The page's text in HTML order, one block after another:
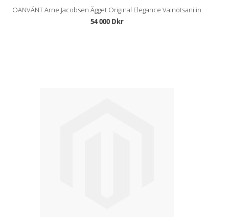
OANVÄNT Arne Jacobsen Ägget Original Elegance Valnötsanilin
54 000 Dkr